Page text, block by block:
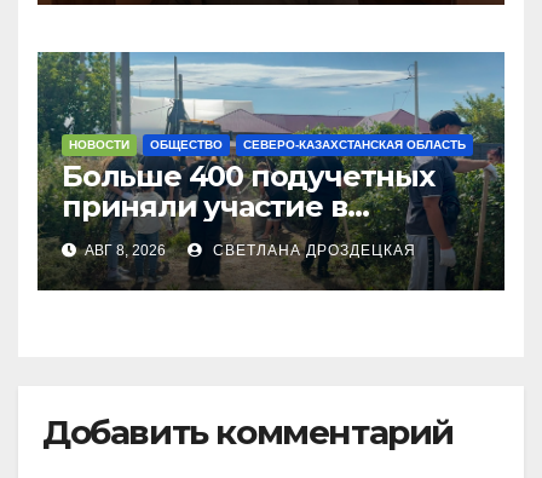
НОВОСТИ ОБЩЕСТВО СЕВЕРО-КАЗАХСТАНСКАЯ ОБЛАСТЬ
Больше 400 подучетных
приняли участие в
экоакции в СКО
АВГ 8, 2026 СВЕТЛАНА ДРОЗДЕЦКАЯ
Добавить комментарий